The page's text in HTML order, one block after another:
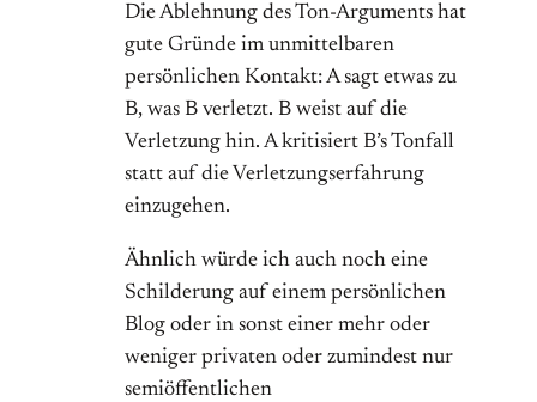
Die Ablehnung des Ton-Arguments hat
gute Gründe im unmittelbaren
persönlichen Kontakt: A sagt etwas zu
B, was B verletzt. B weist auf die
Verletzung hin. A kritisiert B’s Tonfall
statt auf die Verletzungserfahrung
einzugehen.
Ähnlich würde ich auch noch eine
Schilderung auf einem persönlichen
Blog oder in sonst einer mehr oder
weniger privaten oder zumindest nur
semiöffentlichen